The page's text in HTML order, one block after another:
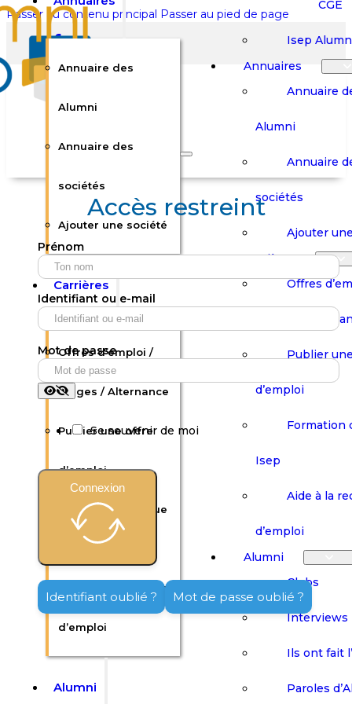
Passer au contenu principal Passer au pied de page
Rechercher sur le site
Rechercher
Votre panier est vide.
Boutique
Panier
Boutique
Annuaire des
Alumni
Annuaire des
sociétés
Ajouter une société
Carrières
Offres d’emploi /
Stages / Alternance
Publier une offre
d’emploi
Formation continue
Aide à la recherche
d’emploi
Alumni
CGE
Isep
Annuaires
Annuaire
Alumni
Annuaire
sociétés
Ajouter
Carrières
Offres
Stages /
Publier
d’emploi
Formation
Isep
Aide à la
d’emploi
Alumni
Clubs
Interviews
Ils ont fait
Paroles
Accès restreint
Prénom
Identifiant ou e-mail
Mot de passe
Se souvenir de moi
Connexion
Identifiant oublié ? Mot de passe oublié ?